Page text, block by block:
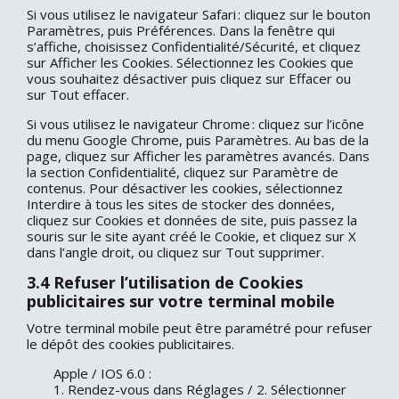
Si vous utilisez le navigateur Safari : cliquez sur le bouton
Paramètres, puis Préférences. Dans la fenêtre qui
s’affiche, choisissez Confidentialité/Sécurité, et cliquez
sur Afficher les Cookies. Sélectionnez les Cookies que
vous souhaitez désactiver puis cliquez sur Effacer ou
sur Tout effacer.
Si vous utilisez le navigateur Chrome : cliquez sur l’icône
du menu Google Chrome, puis Paramètres. Au bas de la
page, cliquez sur Afficher les paramètres avancés. Dans
la section Confidentialité, cliquez sur Paramètre de
contenus. Pour désactiver les cookies, sélectionnez
Interdire à tous les sites de stocker des données,
cliquez sur Cookies et données de site, puis passez la
souris sur le site ayant créé le Cookie, et cliquez sur X
dans l’angle droit, ou cliquez sur Tout supprimer.
3.4 Refuser l’utilisation de Cookies
publicitaires sur votre terminal mobile
Votre terminal mobile peut être paramétré pour refuser
le dépôt des cookies publicitaires.
Apple / IOS 6.0 :
1. Rendez-vous dans Réglages / 2. Sélectionner